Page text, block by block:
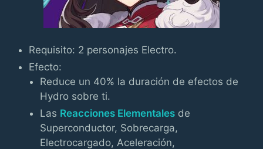
Requisito: 2 personajes Electro.
Efecto:
Reduce un 40% la duración de efectos de
Hydro sobre ti.
Las Reacciones Elementales de
Superconductor, Sobrecarga,
Electrocargado, Aceleración,